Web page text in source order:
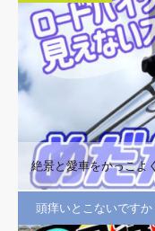
絶景と愛車をかっこよ
頭痒いとこないですか